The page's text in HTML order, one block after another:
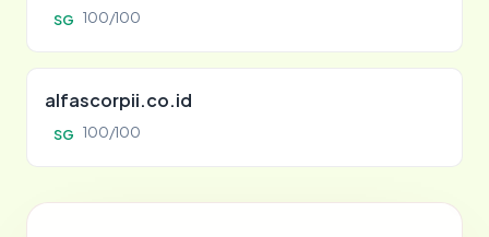
SG 100/100
alfascorpii.co.id
SG 100/100